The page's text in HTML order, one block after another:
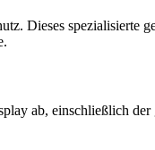
Dieses spezialisierte
ab, einschließlich